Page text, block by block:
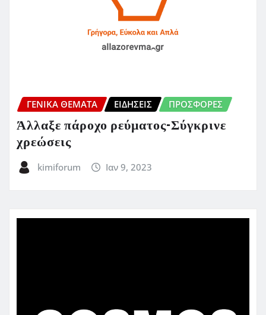
ΓΕΝΙΚΑ ΘΕΜΑΤΑ ΕΙΔΗΣΕΙΣ ΠΡΟΣΦΟΡΈΣ
Άλλαξε πάροχο ρεύματος-Σύγκρινε
χρεώσεις
kimiforum Ιαν 9, 2023